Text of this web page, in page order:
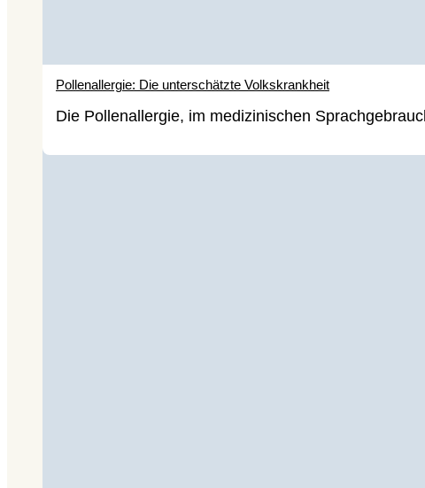
Pollenallergie: Die unterschätzte Volkskrankheit
Die Pollenallergie, im medizinischen